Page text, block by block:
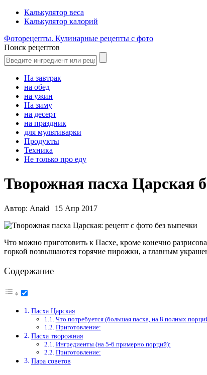
Калькулятор веса
Калькулятор калорий
Фоторецепты. Кулинарные рецепты с фото
Поиск рецептов
На завтрак
на обед
на ужин
На зиму
на десерт
на праздник
для мультиварки
Продукты
Техника
Не только про еду
Творожная пасха Царская
Автор: Anaid | 15 Апр 2017
Что можно приготовить к Пасхе, кроме конечно
горкой возвышаются горячие пирожки, а главным
Содержание
Пасха Царская
Что потребуется (большая пасха, на 8 полных
Приготовление:
Пасха творожная
Ингредиенты (на 5-6 примерно порций):
Приготовление:
Пара советов